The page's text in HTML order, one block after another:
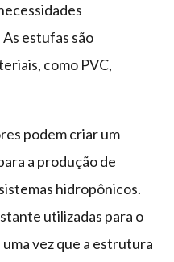
estufas são
como PVC,
podem criar um
a produção de
hidropônicos.
utilizadas para o
vez que a estrutura